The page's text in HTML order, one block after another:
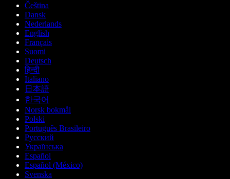
Čeština
Dansk
Nederlands
English
Français
Suomi
Deutsch
हिन्दी
Italiano
日本語
한국어
Norsk bokmål
Polski
Português Brasileiro
Русский
Українська
Español
Español (México)
Svenska